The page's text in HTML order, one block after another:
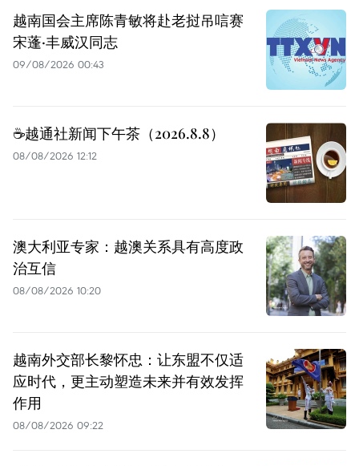
越南国会主席陈青敏将赴老挝吊唁赛
宋蓬·丰威汉同志
09/08/2026 00:43
☕️越通社新闻下午茶（2026.8.8）
08/08/2026 12:12
澳大利亚专家：越澳关系具有高度政
治互信
08/08/2026 10:20
越南外交部长黎怀忠：让东盟不仅适
应时代，更主动塑造未来并有效发挥
作用
08/08/2026 09:22